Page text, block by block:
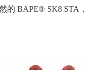
的 BAPE® SK8 STA，